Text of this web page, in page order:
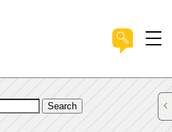
Search